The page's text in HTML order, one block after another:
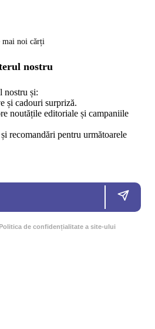
mai noi cărți
nostru
nostru și:
și cadouri surpriză.
noutățile editoriale și campaniile
recomandări pentru următoarele
Politica de confidențialitate a site-ului